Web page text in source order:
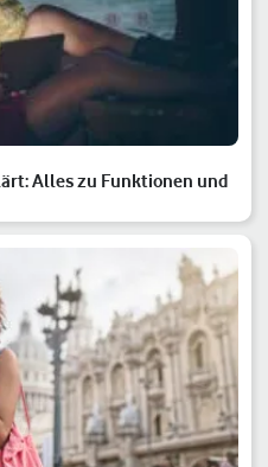
Alles zu Funktionen und